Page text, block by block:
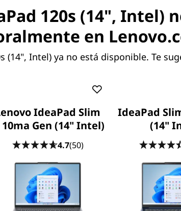
Amplio almacenamiento
necesidades
Con el disco duro SATA de
de acuerdo al modelo
características del equipo
más que suficiente para crear
mucho más.
Los gráficos de alta
harán sentir como si
Participa en chats de video
favorito. Navega por internet.
con la Ideapad 120s.
pantalla de alta definición
podrás usarla mientras estás
varias tareas a la vez.
120s (14", Intel)
en
(14", Intel) ya no está disponible. Te
IdeaPad Slim
Gen (14" Intel)
4.7(50)
IdeaPad
(14"